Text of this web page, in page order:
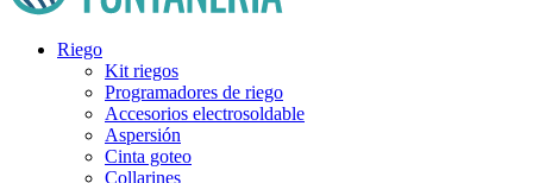
Riego
Kit riegos
Programadores de riego
Accesorios electrosoldable
Aspersión
Cinta goteo
Collarines